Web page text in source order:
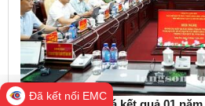
Đã kết nối EMC